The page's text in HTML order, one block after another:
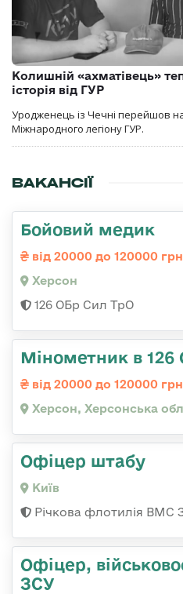
Колишній «ахматівець»
історія від ГУР
Уродженець із Чечні перейшов
Міжнародного легіону ГУР.
ВАКАНСІЇ
Бойовий медик
від 20000 до 120000 грн
Херсон
126 ОБр Сил ТрО
Мінометник в
від 20000 до 120000 грн
Херсон, Херсонська
Офіцер штабу
Київ
Річкова флотилія ВМС
Офіцер,
ЗСУ